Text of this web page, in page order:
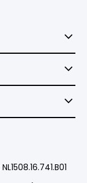
NL1508.16.741.B01